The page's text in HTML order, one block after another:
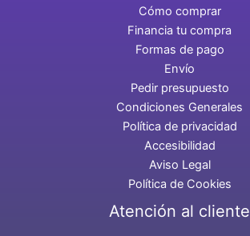
Cómo comprar
Financia tu compra
Formas de pago
Envío
Pedir presupuesto
Condiciones Generales
Política de privacidad
Accesibilidad
Aviso Legal
Política de Cookies
Atención al cliente